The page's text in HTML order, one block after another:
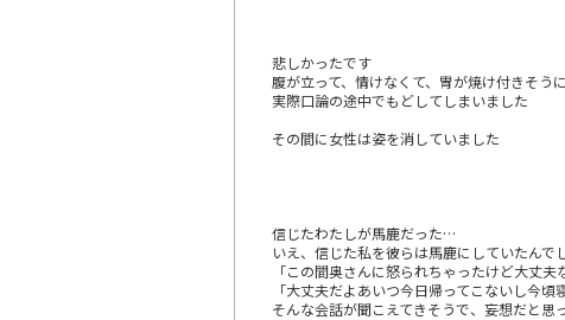
悲しかったです
腹が立って、情けなくて、胃が焼け付きそう
実際口論の途中でもどしてしまいました
その間に女性は姿を消していました
信じたわたしが馬鹿だった…
いえ、信じた私を彼らは馬鹿にしていたんで
「この間奥さんに怒られちゃったけど大丈夫
「大丈夫だよあいつ今日帰ってこないし今頃
そんな会話が聞こえてきそうで、妄想だと